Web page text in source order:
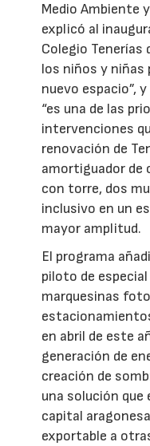
Medio Ambiente
explicó al
Colegio Tenerías
los niños y niñas
nuevo espacio”,
“es una de las
intervenciones
renovación de
amortiguador de
con torre, dos
inclusivo en un
mayor amplitud.
El programa
piloto de
marquesinas
en abril de este
generación de
creación de
una solución
capital
exportable a